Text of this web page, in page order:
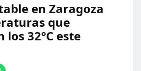
en Zaragoza
que
los 32°C este